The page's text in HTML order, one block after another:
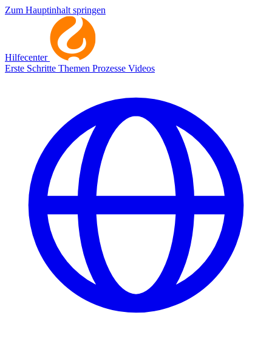
Zum Hauptinhalt springen
Hilfecenter
Erste Schritte Themen Prozesse Videos